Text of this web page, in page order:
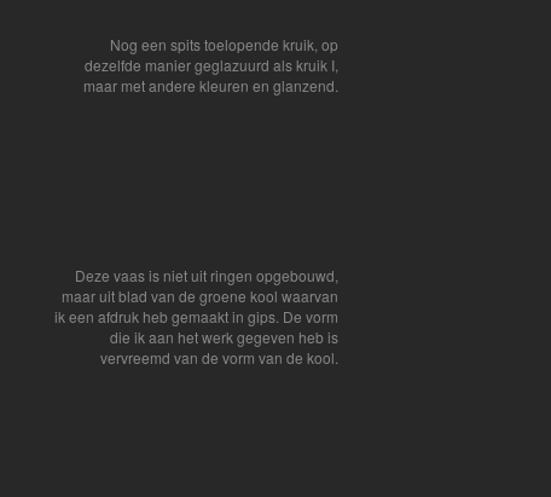
Nog een spits toelopende kruik, op
dezelfde manier geglazuurd als kruik I,
maar met andere kleuren en glanzend.
Deze vaas is niet uit ringen opgebouwd,
maar uit blad van de groene kool waarvan
ik een afdruk heb gemaakt in gips. De vorm
die ik aan het werk gegeven heb is
vervreemd van de vorm van de kool.